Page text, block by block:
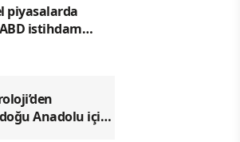
piyasalarda
istihdam
Anadolu için